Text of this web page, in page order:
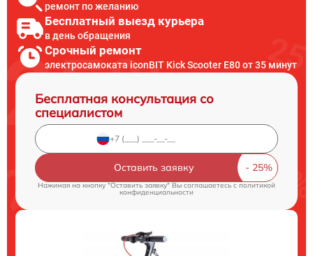
ремонт по желанию
Бесплатный выезд курьера
в день обращения
Срочный ремонт
электросамоката iconBIT Kick Scooter E80 от 35 минут
Бесплатная консультация со
специалистом
Оставить заявку
Нажимая на кнопку "Оставить заявку" Вы соглашаетесь cполитикой
конфиденциальности